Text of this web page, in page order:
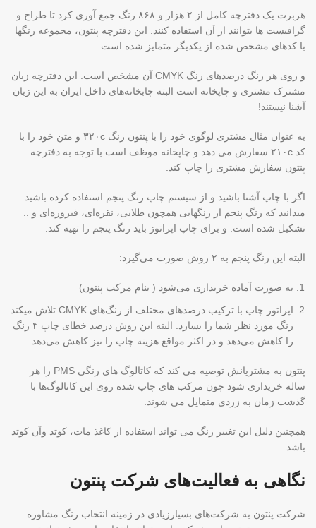
هربرت یک دفترچه کامل از ۲ هزار و ۸۶۸ رنگ جمع آوری کرد تا طراح و
گرافیست ها بتوانند از آن استفاده کنند. این دفترچه پنتون، مجموعه رنگها
با کدهای مشخص شده از یکدیگر متمایز شده است.
و روی هر رنگ درصدهای رنگ CMYK آن مشخص است. این دفترچه زبان
مشترک مشتری و چاپخانه است البته چابخانه‌های داخل ایران به این زبان
آشنا نیستند!
به عنوان مثال مشتری لوگوی خود را با پنتون رنگ ۳۲۰c و متن خود را با
کد ۲۱۰c سفارش می دهد و چاپخانه موظف است با توجه به دفترچه
پنتون سفارش مشتری را چاپ کند.
اگر با چاپ آشنا باشید و از سیستم چاپ رنگ پنجم استفاده کرده باشید
میدانید که رنگ پنجم از رنگهایی همچون طلایی، نقره‌ای، فیروزه‌ای و ..
تشکیل شده است. و برای چاپ اپراتوز باید رنگ پنجم را تهیه کند.
البته این رنگ پنجم به ۲ روش صورت می‌گیرد:
به صورت آماده خریداری می‌شود ( بنام مرکب پنتون)
اپراتور چاپ با ترکیب درصدهای مختلف از رنگ‌های CMYK تلاش میکند
رنگ مورد نظر شما را بسازد. البته این روش درصد خطای چاپ ۴ رنگ
را کاهش می‌دهد و در اکثر مواقع هزینه چاپ را نیز کاهش می‌دهد.
پنتون به مشتریانش توصیه می کند که کاتالوگ های رنگی PMS را هر
ساله خریداری شود چون مرکب های چاپ شده روی این کاتالوگ‌ها با
گذشت زمان به زردی متمایل می شوند.
همچنین دلیل این تغییر رنگ می تواند استفاده از کاغذ مات، کوتد وآن کوتد
باشد.
نگاهی به فعالیت‌های شرکت پنتون
شرکت پنتون به شرکت‌های بسیارزیادی در زمینه انتخاب رنگ مشاوره